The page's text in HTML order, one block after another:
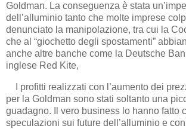
Goldman. La conseguenza è stata
dell’alluminio tanto che molte imprese
denunciato la manipolazione, tra cui la
che al “giochetto degli spostamenti”
anche altre banche come la Deutsche
inglese Red Kite,
I profitti realizzati con l’aumento dei
per la Goldman sono stati soltanto una
guadagno. Il vero business lo hanno fatto
speculazioni sui future dell’alluminio e